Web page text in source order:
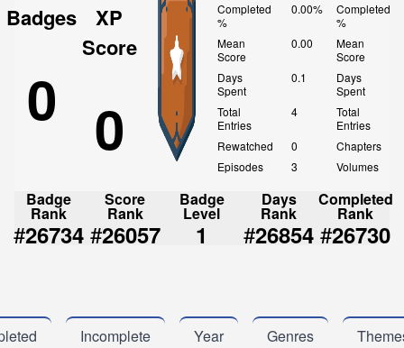
Badges
0
XP
Score
0
Completed
%
0.00%
Mean
Score
0.00
Days
Spent
0.1
Total
Entries
4
Rewatched
0
Episodes
3
Completed
%
Mean
Score
Days
Spent
Total
Entries
Chapters
Volumes
Badge
Rank
#26734
Score
Rank
#26057
Badge
Level
1
Days
Rank
#26854
Completed
Rank
#26730
Incomplete Year Genres